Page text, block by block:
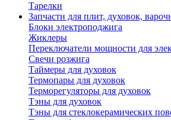
Тарелки
Запчасти для плит, духовок,
Блоки электроподжига
Жиклеры
Переключатели мощности для
Свечи розжига
Таймеры для духовок
Термопары для духовок
Терморегуляторы для духовок
Тэны для духовок
Тэны для стеклокерамических